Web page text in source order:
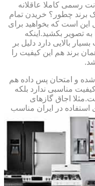
رسمی کاملا عاقلانه
برند چطور؟ خریدن تمام
این است که بخواهید برای
به تصویر بکشید.اینکه
بالایی دارد دلیل بر
برند هم این کیفیت را
و امتحان پس داده هم
مناسبی ندارد بلکه
اجاق گازهای
در ایران مناسب